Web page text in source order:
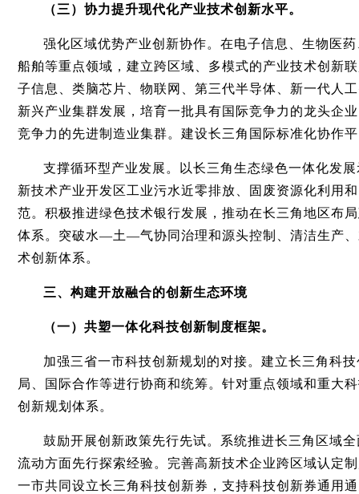
（三）协力提升现代化产业技术创新水平。
强化区域优势产业创新协作。在电子信息、生物医
船舶等重点领域，建立跨区域、多模式的产业技术创新
子信息、类脑芯片、物联网、第三代半导体、新一代人
新兴产业集群发展，培育一批具有国际竞争力的龙头企
竞争力的先进制造业集群。建设长三角国际标准化协作
支撑循环型产业发展。以长三角生态绿色一体化发
新技术产业开发区工业污水近零排放、固废资源化利用
范。积极推进绿色技术银行发展，推动在长三角地区布
体系。突破水—土—气协同治理和源头控制、清洁生产
术创新体系。
三、构建开放融合的创新生态环境
（一）共塑一体化科技创新制度框架。
加强三省一市科技创新规划的对接。建立长三角科
局、国际合作等进行协商和统筹。针对重点领域和重大
创新规划体系。
鼓励开展创新政策先行先试。系统推进长三角区域
流动方面先行探索经验。完善高新技术企业跨区域认定
一市共同设立长三角科技创新券，支持科技创新券通用